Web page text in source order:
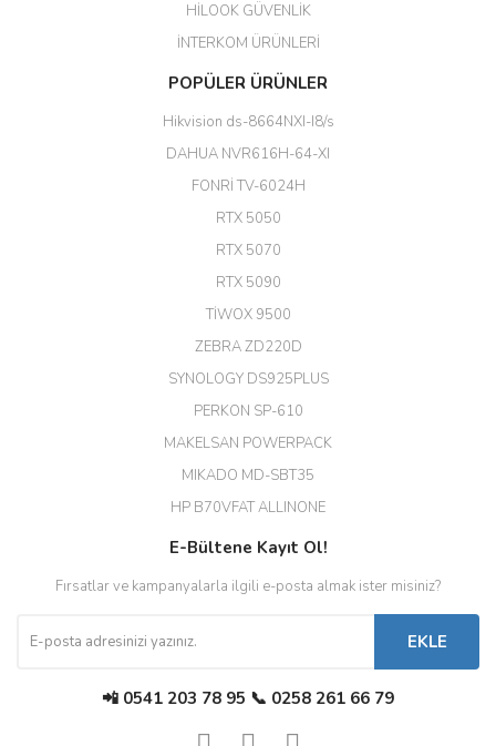
Erdal Cingöz | 07/02/2026
Başarılı. Bu vasıfta bir ürünü bu
kadar uygun fiyata bulabilmek
büyük şans. Güvenliticaret
(HIKVISION DS-3E0326P-E/M(B)
EROL ÇAKMAK | 26/12/2025
Diğer yorumları göster
HİLOOK GÜVENLİK
İNTERKOM ÜRÜNLERİ
POPÜLER ÜRÜNLER
Hikvision ds-8664NXI-I8/s
DAHUA NVR616H-64-XI
FONRİ TV-6024H
RTX 5050
RTX 5070
RTX 5090
TİWOX 9500
ZEBRA ZD220D
SYNOLOGY DS925PLUS
PERKON SP-610
MAKELSAN POWERPACK
MIKADO MD-SBT35
HP B70VFAT ALLINONE
E-Bültene Kayıt Ol!
Fırsatlar ve kampanyalarla ilgili e-posta almak ister misiniz?
EKLE
📲 0541 203 78 95 📞 0258 261 66 79